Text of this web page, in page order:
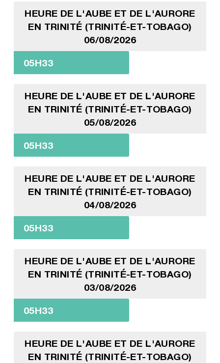
HEURE DE L'AUBE ET DE L'AURORE
EN TRINITÉ (TRINITÉ-ET-TOBAGO)
06/08/2026
05H33
HEURE DE L'AUBE ET DE L'AURORE
EN TRINITÉ (TRINITÉ-ET-TOBAGO)
05/08/2026
05H33
HEURE DE L'AUBE ET DE L'AURORE
EN TRINITÉ (TRINITÉ-ET-TOBAGO)
04/08/2026
05H33
HEURE DE L'AUBE ET DE L'AURORE
EN TRINITÉ (TRINITÉ-ET-TOBAGO)
03/08/2026
05H33
HEURE DE L'AUBE ET DE L'AURORE
EN TRINITÉ (TRINITÉ-ET-TOBAGO)